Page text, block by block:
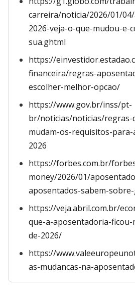
carreira/noticia/2026/01/
2026-veja-o-que-mudou-e-
sua.ghtml
https://
financeira/regras-
escolher-melhor-opcao/
https://www.gov.br/inss/pt-
br/noticias/noticias/regras-
mudam-os-requisitos-
2026
https://forbes.com.br/
money/2026/01/
aposentados-sabem-
https://veja.abril.com.br/
que-a-aposentadoria-
de-2026/
https://
as-mudancas-na-